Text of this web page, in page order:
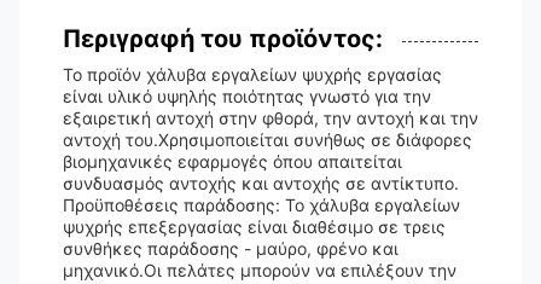
Περιγραφή του προϊόντος:
Το προϊόν χάλυβα εργαλείων ψυχρής εργασίας
είναι υλικό υψηλής ποιότητας γνωστό για την
εξαιρετική αντοχή στην φθορά, την αντοχή και την
αντοχή του.Χρησιμοποιείται συνήθως σε διάφορες
βιομηχανικές εφαρμογές όπου απαιτείται
συνδυασμός αντοχής και αντοχής σε αντίκτυπο.
Προϋποθέσεις παράδοσης: Το χάλυβα εργαλείων
ψυχρής επεξεργασίας είναι διαθέσιμο σε τρεις
συνθήκες παράδοσης - μαύρο, φρένο και
μηχανικό.Οι πελάτες μπορούν να επιλέξουν την